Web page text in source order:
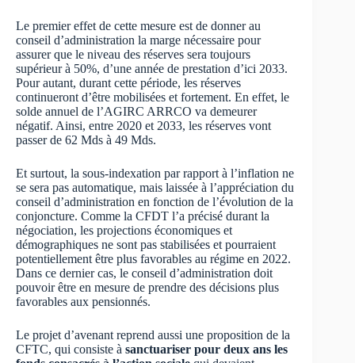
Le premier effet de cette mesure est de donner au
conseil d’administration la marge nécessaire pour
assurer que le niveau des réserves sera toujours
supérieur à 50%, d’une année de prestation d’ici 2033.
Pour autant, durant cette période, les réserves
continueront d’être mobilisées et fortement. En effet, le
solde annuel de l’AGIRC ARRCO va demeurer
négatif. Ainsi, entre 2020 et 2033, les réserves vont
passer de 62 Mds à 49 Mds.
Et surtout, la sous-indexation par rapport à l’inflation ne
se sera pas automatique, mais laissée à l’appréciation du
conseil d’administration en fonction de l’évolution de la
conjoncture. Comme la CFDT l’a précisé durant la
négociation, les projections économiques et
démographiques ne sont pas stabilisées et pourraient
potentiellement être plus favorables au régime en 2022.
Dans ce dernier cas, le conseil d’administration doit
pouvoir être en mesure de prendre des décisions plus
favorables aux pensionnés.
Le projet d’avenant reprend aussi une proposition de la
CFTC, qui consiste à sanctuariser pour deux ans les